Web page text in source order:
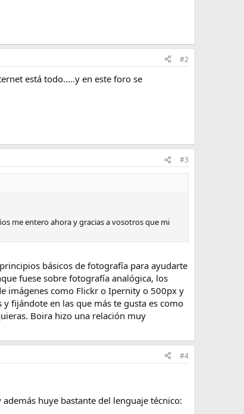
#2
está todo.....y en este foro se
#3
me entero ahora y gracias a vosotros que mi
básicos de fotografía para ayudarte
fuese sobre fotografía analógica, los
imágenes como Flickr o Ipernity o 500px y
fijándote en las que más te gusta es como
Boira hizo una relación muy
#4
huye bastante del lenguaje técnico: